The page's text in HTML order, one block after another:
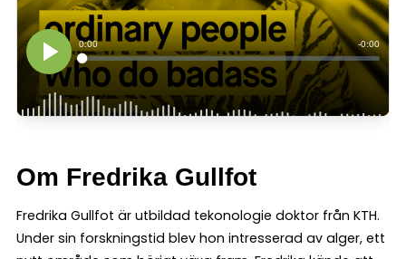
Om Fredrika Gullfot
Fredrika Gullfot är utbildad tekonologie doktor från KTH.
Under sin forskningstid blev hon intresserad av alger, ett